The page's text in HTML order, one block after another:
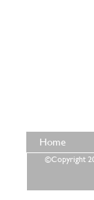
Home
©Copyright